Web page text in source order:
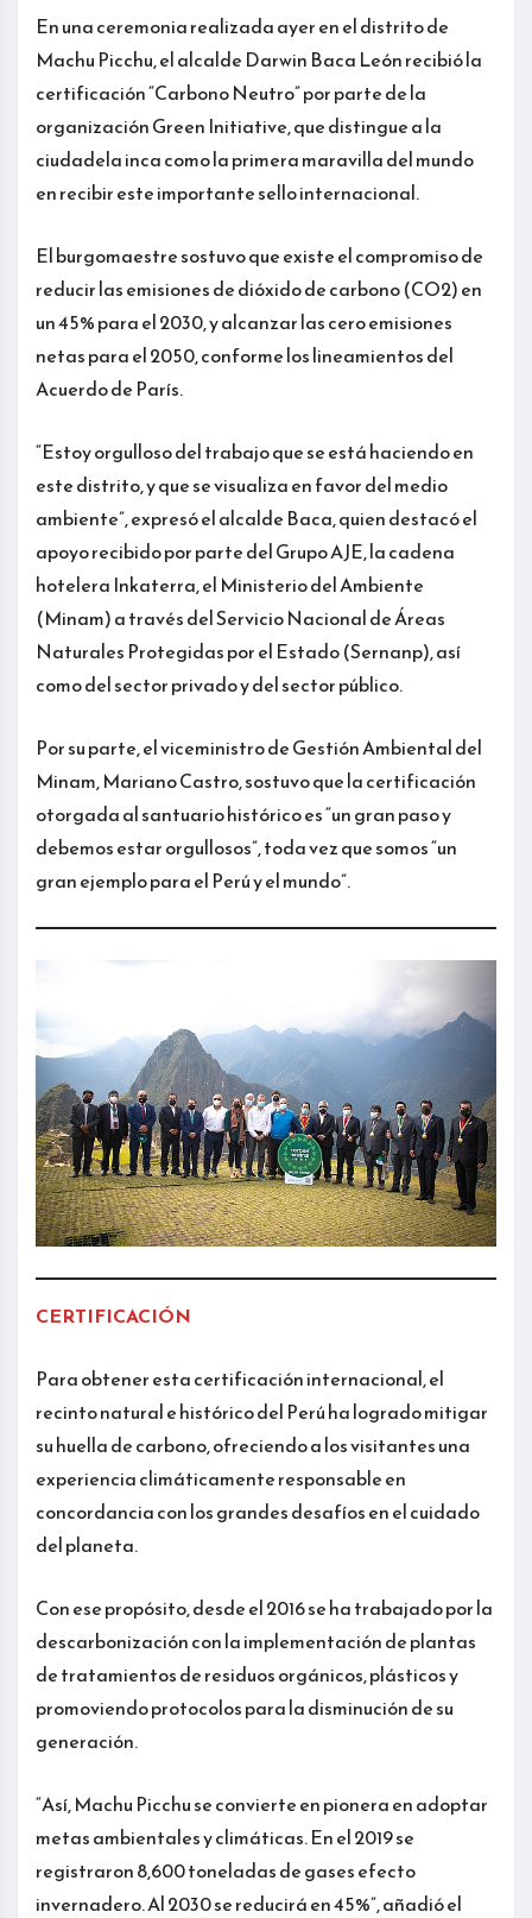
En una ceremonia realizada ayer en el distrito de
Machu Picchu, el alcalde Darwin Baca León recibió la
certificación “Carbono Neutro” por parte de la
organización Green Initiative, que distingue a la
ciudadela inca como la primera maravilla del mundo
en recibir este importante sello internacional.
El burgomaestre sostuvo que existe el compromiso de
reducir las emisiones de dióxido de carbono (CO2) en
un 45% para el 2030, y alcanzar las cero emisiones
netas para el 2050, conforme los lineamientos del
Acuerdo de París.
“Estoy orgulloso del trabajo que se está haciendo en
este distrito, y que se visualiza en favor del medio
ambiente”, expresó el alcalde Baca, quien destacó el
apoyo recibido por parte del Grupo AJE, la cadena
hotelera Inkaterra, el Ministerio del Ambiente
(Minam) a través del Servicio Nacional de Áreas
Naturales Protegidas por el Estado (Sernanp), así
como del sector privado y del sector público.
Por su parte, el viceministro de Gestión Ambiental del
Minam, Mariano Castro, sostuvo que la certificación
otorgada al santuario histórico es “un gran paso y
debemos estar orgullosos”, toda vez que somos “un
gran ejemplo para el Perú y el mundo”.
CERTIFICACIÓN
Para obtener esta certificación internacional, el
recinto natural e histórico del Perú ha logrado mitigar
su huella de carbono, ofreciendo a los visitantes una
experiencia climáticamente responsable en
concordancia con los grandes desafíos en el cuidado
del planeta.
Con ese propósito, desde el 2016 se ha trabajado por la
descarbonización con la implementación de plantas
de tratamientos de residuos orgánicos, plásticos y
promoviendo protocolos para la disminución de su
generación.
“Así, Machu Picchu se convierte en pionera en adoptar
metas ambientales y climáticas. En el 2019 se
registraron 8,600 toneladas de gases efecto
invernadero. Al 2030 se reducirá en 45%”, añadió el